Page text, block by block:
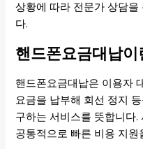
상황에 따라 전문가 상담을
다.
핸드폰요금대납
핸드폰요금대납은 이용자
요금을 납부해 회선 정지
구하는 서비스를 뜻합니다
공통적으로 빠른 비용 지원